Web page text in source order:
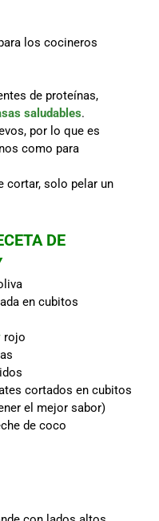
los cocineros
de proteínas,
saludables.
por lo que es
como para
cortar, solo pelar un
DE
en cubitos
rojo
cortados en cubitos
el mejor sabor)
de coco